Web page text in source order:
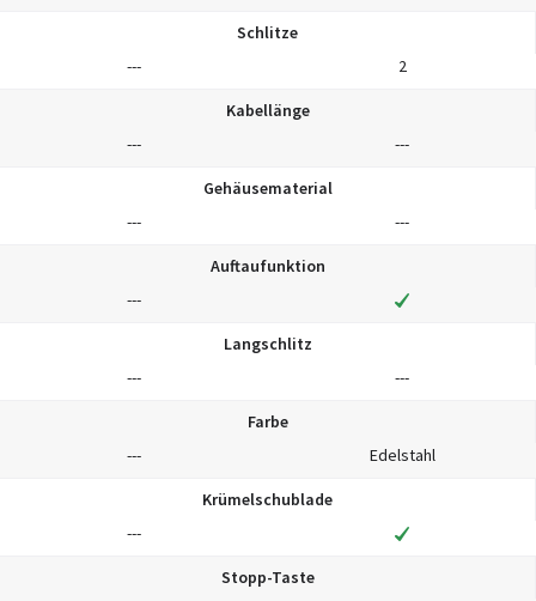
Schlitze
---
2
Kabellänge
---
---
Gehäusematerial
---
---
Auftaufunktion
---
Langschlitz
---
---
Farbe
---
Edelstahl
Krümelschublade
---
Stopp-Taste